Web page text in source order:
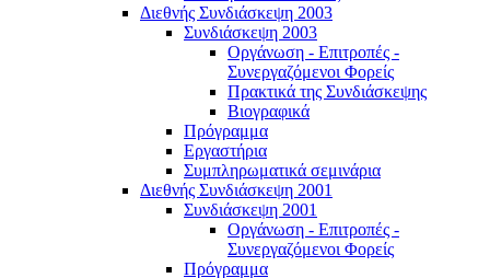
Διεθνής Συνδιάσκεψη 2003
Συνδιάσκεψη 2003
Οργάνωση - Επιτροπές -
Συνεργαζόμενοι Φορείς
Πρακτικά της Συνδιάσκεψης
Βιογραφικά
Πρόγραμμα
Εργαστήρια
Συμπληρωματικά σεμινάρια
Διεθνής Συνδιάσκεψη 2001
Συνδιάσκεψη 2001
Οργάνωση - Επιτροπές -
Συνεργαζόμενοι Φορείς
Πρόγραμμα